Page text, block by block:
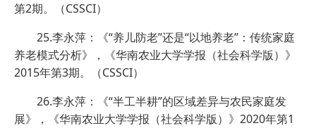
第2期。（CSSCI）
25.李永萍：《“养儿防老”还是“以地养老”：传统家庭
养老模式分析》，《华南农业大学学报（社会科学版）》
2015年第3期。（CSSCI）
26.李永萍：《“半工半耕”的区域差异与农民家庭发
展》，《华南农业大学学报（社会科学版）》2020年第1